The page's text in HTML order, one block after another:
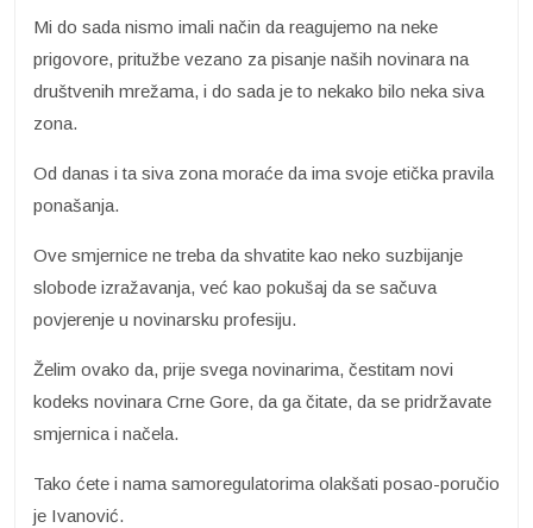
Mi do sada nismo imali način da reagujemo na neke
prigovore, pritužbe vezano za pisanje naših novinara na
društvenih mrežama, i do sada je to nekako bilo neka siva
zona.
Od danas i ta siva zona moraće da ima svoje etička pravila
ponašanja.
Ove smjernice ne treba da shvatite kao neko suzbijanje
slobode izražavanja, već kao pokušaj da se sačuva
povjerenje u novinarsku profesiju.
Želim ovako da, prije svega novinarima, čestitam novi
kodeks novinara Crne Gore, da ga čitate, da se pridržavate
smjernica i načela.
Tako ćete i nama samoregulatorima olakšati posao-poručio
je Ivanović.